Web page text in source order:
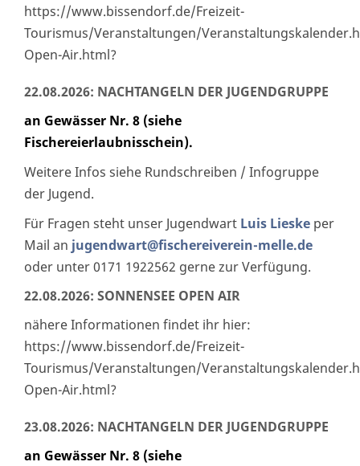
https://www.bissendorf.de/Freizeit-
Tourismus/Veranstaltungen/
Open-Air.html?
22.08.2026: NACHTANGELN DER JUGENDGRUPPE
an Gewässer Nr. 8 (siehe
Fischereierlaubnisschein).
Weitere Infos siehe Rundschreiben / Infogruppe
der Jugend.
Für Fragen steht unser Jugendwart Luis Lieske per
Mail an jugendwart@fischereiverein-melle.de
oder unter 0171 1922562 gerne zur Verfügung.
22.08.2026: SONNENSEE OPEN AIR
nähere Informationen findet ihr hier:
https://www.bissendorf.de/Freizeit-
Tourismus/Veranstaltungen/
Open-Air.html?
23.08.2026: NACHTANGELN DER JUGENDGRUPPE
an Gewässer Nr. 8 (siehe